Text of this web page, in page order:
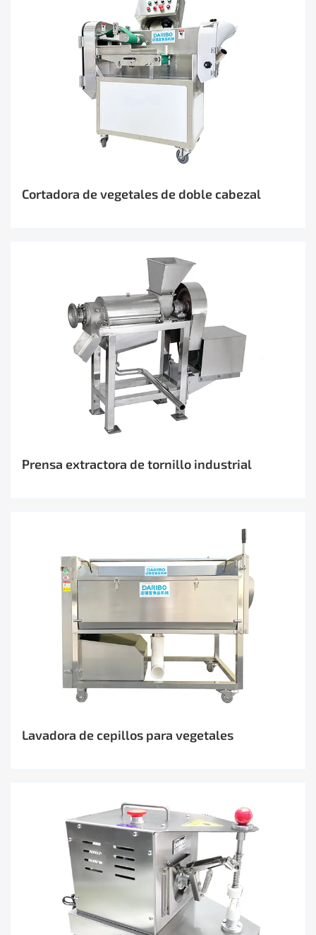
Cortadora de vegetales de doble cabezal
Prensa extractora de tornillo industrial
Lavadora de cepillos para vegetales